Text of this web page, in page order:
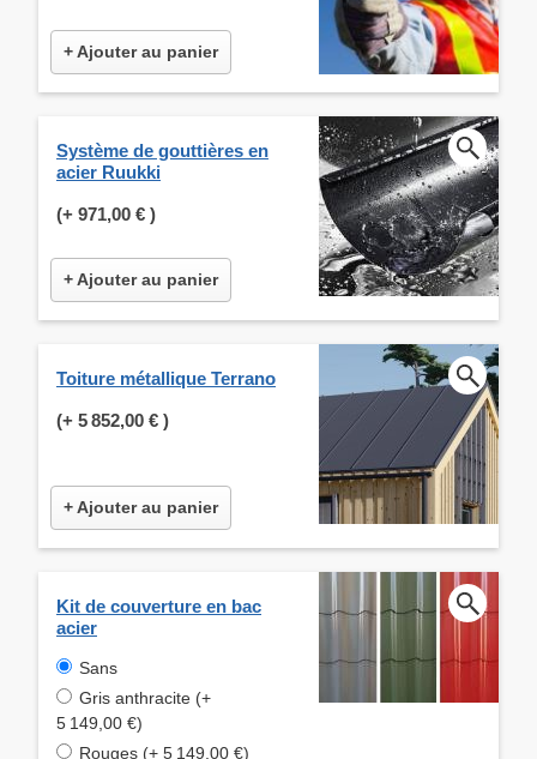
+ Ajouter au panier
Système de gouttières en
acier Ruukki
(+ 971,00 € )
+ Ajouter au panier
Toiture métallique Terrano
(+ 5 852,00 € )
+ Ajouter au panier
Kit de couverture en bac
acier
Sans
Gris anthracite (+
5 149,00 €)
Rouges (+ 5 149,00 €)